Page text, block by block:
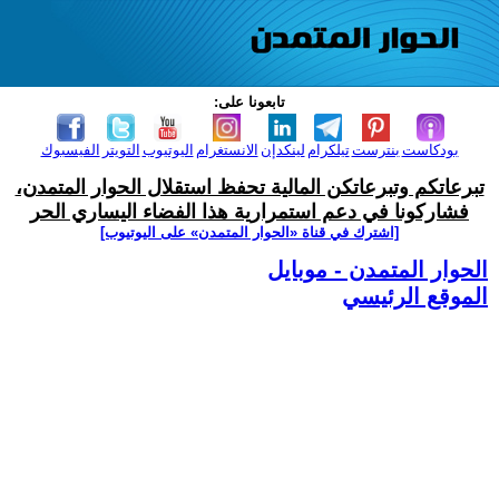
تابعونا على:
الفيسبوك التويتر اليوتيوب الانستغرام لينكدإن تيلكرامبنترست بودكاست
تبرعاتكم وتبرعاتكن المالية تحفظ استقلال الحوار المتمدن،
فشاركونا في دعم استمرارية هذا الفضاء اليساري الحر
[اشترك في قناة ‫«الحوار المتمدن» على اليوتيوب]
الحوار المتمدن - موبايل
الموقع الرئيسي